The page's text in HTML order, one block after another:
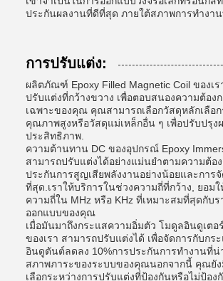
ประกันผลงานที่ดีที่สุด ภายใต้สภาพการทํางาน
การปรับแต่ง:
ผลิตภัณฑ์ Epoxy Filled Magnetic Coil ของเร
ปรับแต่งที่กว้างขวาง เพื่อตอบสนองความต้อง
เฉพาะของคุณ คุณสามารถเลือกวัสดุหลักเลือก
คุณภาพสูงหรือวัสดุแม่เหล็กอื่น ๆ เพื่อปรับปรุง
ประสิทธิภาพ.
ความต้านทาน DC ของอุปกรณ์ Epoxy
สามารถปรับแต่งได้อย่างแม่นยําตามความต้อ
ประกันการสูญเสียพลังงานอย่างน้อยและการ
ที่สุด.เราให้บริการในช่วงความถี่ที่กว้าง, ยอม
ความถี่ใน MHz หรือ KHz ที่เหมาะสมที่สุดกับร
ออกแบบของคุณ
เมื่อมันมาถึงกระแสความอิ่มตัว โมดูลอินดูเตอ
ของเรา สามารถปรับแต่งได้ เพื่อจัดการกับกร
อินดูตันต์ลดลง 10%การประกันการทํางานที่น่
สภาพภาระของระบบของคุณนอกจากนี้ คุณยัง
เลือกระหว่างการปรับแต่งที่ป้องกันหรือไม่ป้อง